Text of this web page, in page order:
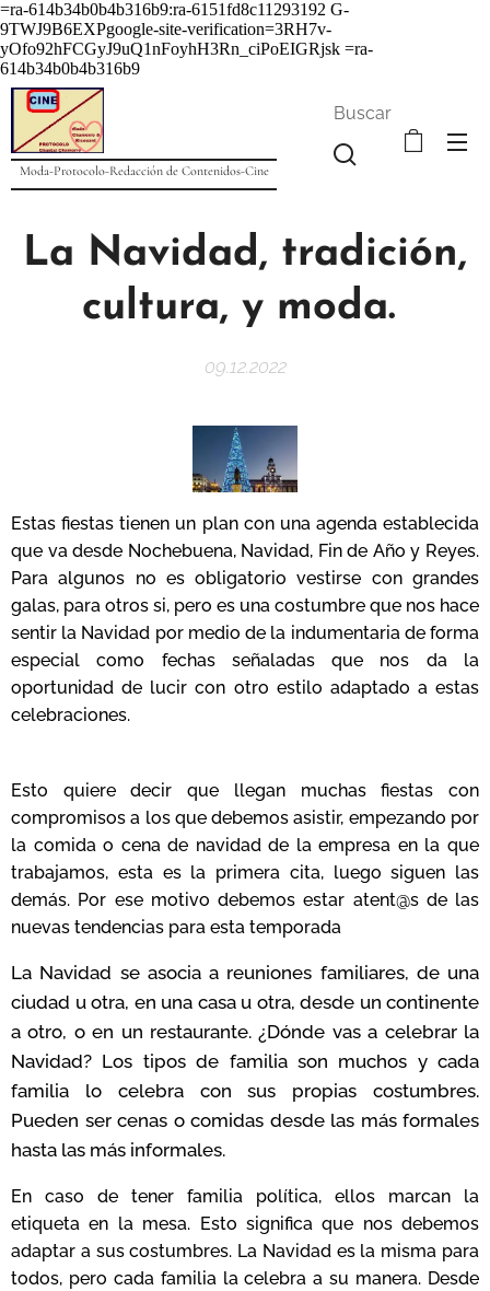
=ra-614b34b0b4b316b9:ra-6151fd8c11293192 G-
9TWJ9B6EXPgoogle-site-verification=3RH7v-
yOfo92hFCGyJ9uQ1nFoyhH3Rn_ciPoEIGRjsk =ra-
614b34b0b4b316b9
Moda-Protocolo-Redacción de Contenidos-Cine
Buscar
La Navidad, tradición,
cultura, y moda.
09.12.2022
Estas fiestas tienen un plan con una agenda establecida
que va desde Nochebuena, Navidad, Fin de Año y Reyes.
Para algunos no es obligatorio vestirse con grandes
galas, para otros si, pero es una costumbre que nos hace
sentir la Navidad por medio de la indumentaria de forma
especial como fechas señaladas que nos da la
oportunidad de lucir con otro estilo adaptado a estas
celebraciones.
Esto quiere decir que llegan muchas fiestas con
compromisos a los que debemos asistir, empezando por
la comida o cena de navidad de la empresa en la que
trabajamos, esta es la primera cita, luego siguen las
demás. Por ese motivo debemos estar atent@s de las
nuevas tendencias para esta temporada
La Navidad se asocia a reuniones familiares, de una
ciudad u otra, en una casa u otra, desde un continente
a otro, o en un restaurante. ¿Dónde vas a celebrar la
Navidad? Los tipos de familia son muchos y cada
familia lo celebra con sus propias costumbres.
Pueden ser cenas o comidas desde las más formales
hasta las más informales.
En caso de tener familia política, ellos marcan la
etiqueta en la mesa. Esto significa que nos debemos
adaptar a sus costumbres. La Navidad es la misma para
todos, pero cada familia la celebra a su manera. Desde